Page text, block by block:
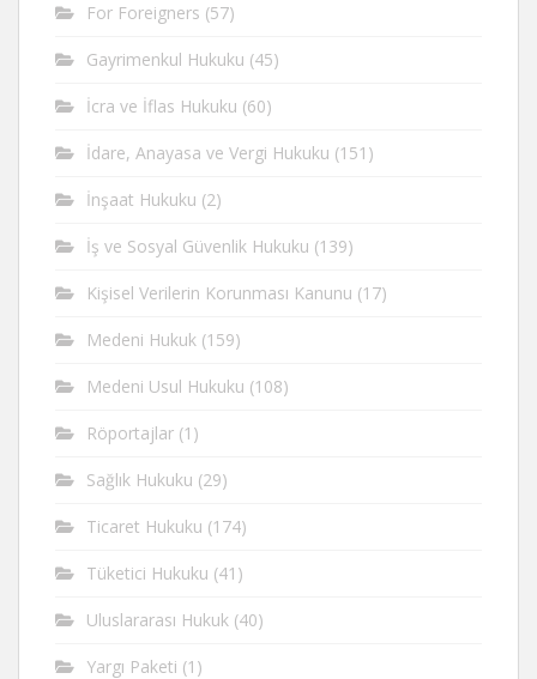
For Foreigners (57)
Gayrimenkul Hukuku (45)
İcra ve İflas Hukuku (60)
İdare, Anayasa ve Vergi Hukuku (151)
İnşaat Hukuku (2)
İş ve Sosyal Güvenlik Hukuku (139)
Kişisel Verilerin Korunması Kanunu (17)
Medeni Hukuk (159)
Medeni Usul Hukuku (108)
Röportajlar (1)
Sağlık Hukuku (29)
Ticaret Hukuku (174)
Tüketici Hukuku (41)
Uluslararası Hukuk (40)
Yargı Paketi (1)